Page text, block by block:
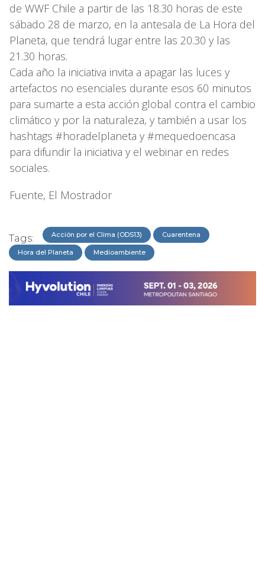
de WWF Chile a partir de las 18.30 horas de este
sábado 28 de marzo, en la antesala de La Hora del
Planeta, que tendrá lugar entre las 20.30 y las
21.30 horas.
Cada año la iniciativa invita a apagar las luces y
artefactos no esenciales durante esos 60 minutos
para sumarte a esta acción global contra el cambio
climático y por la naturaleza, y también a usar los
hashtags #horadelplaneta y #mequedoencasa
para difundir la iniciativa y el webinar en redes
sociales.
Fuente, El Mostrador
Tags: Acción por el Clima (ODS13) Cuarentena
Hora del Planeta Medioambiente